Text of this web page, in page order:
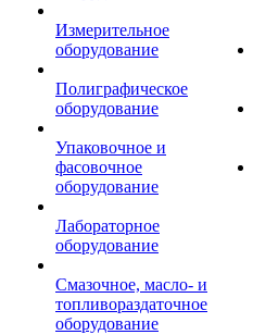
Измерительное
оборудование
Полиграфическое
оборудование
Упаковочное и
фасовочное
оборудование
Лабораторное
оборудование
Смазочное, масло- и
топливораздаточное
оборудование